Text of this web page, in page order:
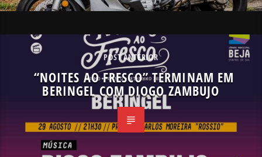
POST ANTERIOR
“NOITES AO FRESCO” TERMINAM EM
BERINGEL COM DIOGO ZAMBUJO